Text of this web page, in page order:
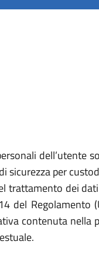
sicurezza per
trattamento dei
del
contenuta